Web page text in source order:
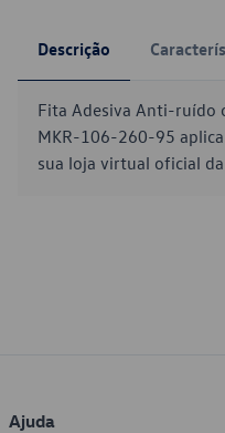
Descrição
Fita Adesiva Anti-ruído
MKR-106-260-95
sua loja virtual oficial da
Ajuda